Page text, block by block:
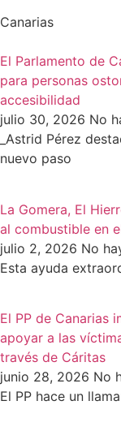
Canarias
El Parlamento de
para personas
accesibilidad
julio 30, 2026 No
_Astrid Pérez
nuevo paso
La Gomera, El
al combustible en
julio 2, 2026 No
Esta ayuda
El PP de Canarias
apoyar a las
través de Cáritas
junio 28, 2026 No
El PP hace un